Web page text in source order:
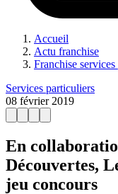
Accueil
Actu franchise
Franchise
Services particuliers
08 février 2019
En
Découvertes,
jeu concours